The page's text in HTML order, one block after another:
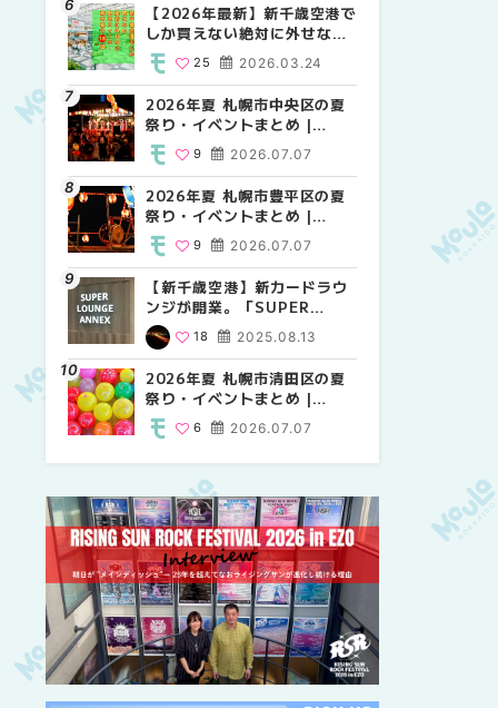
【2026年最新】新千歳空港で
しか買えない絶対に外せない
限定スイーツ・焼き菓子18選
| MouLa HOKKAIDO
2026.03.24
25
2026年夏 札幌市中央区の夏
祭り・イベントまとめ |
MouLa HOKKAIDO
2026.07.07
9
2026年夏 札幌市豊平区の夏
祭り・イベントまとめ |
MouLa HOKKAIDO
2026.07.07
9
【新千歳空港】新カードラウ
ンジが開業。「SUPER
LOUNGE ANNEX（スーパー
ラウンジアネックス）」をご
紹介！！ | MouLa
HOKKAIDO
2025.08.13
18
2026年夏 札幌市清田区の夏
祭り・イベントまとめ |
MouLa HOKKAIDO
2026.07.07
6
2026年夏 札幌市南区の夏祭
り・イベントまとめ |
8
2026年夏 札幌市清田区の夏
祭り・イベントまとめ |
6
2026年夏 札幌市豊平区の夏
祭り・イベントまとめ |
9
2026年夏 札幌市中央区の夏
祭り・イベントまとめ |
9
2026年夏 恵庭市・千歳市の
夏祭り・イベントまとめ |
9
2026年夏 札幌市清田区の夏
祭り・イベントまとめ |
6
札幌の麻辣湯（マーラータ
ン）おすすめ専門店6選！本
徹底比較 | MouLa
HOKKAIDO
5
【2026年最新】新千歳空港で
しか買えない絶対に外せない
限定スイーツ・焼き菓子18選
| MouLa HOKKAIDO
25
【新千歳空港】新カードラウ
ンジが開業。「SUPER
ラウンジアネックス）」をご
紹介！！ | MouLa
HOKKAIDO
18
2026年夏 札幌市豊平区の夏
祭り・イベントまとめ |
9